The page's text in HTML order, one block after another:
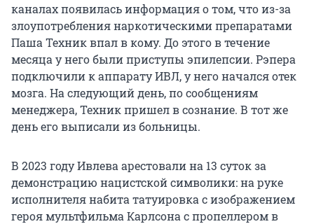
каналах появилась информация о том, что из-за
злоупотребления наркотическими препаратами
Паша Техник впал в кому. До этого в течение
месяца у него были приступы эпилепсии. Рэпера
подключили к аппарату ИВЛ, у него начался отек
мозга. На следующий день, по сообщениям
менеджера, Техник пришел в сознание. В тот же
день его выписали из больницы.
В 2023 году Ивлева арестовали на 13 суток за
демонстрацию нацистской символики: на руке
исполнителя набита татуировка с изображением
героя мультфильма Карлсона с пропеллером в